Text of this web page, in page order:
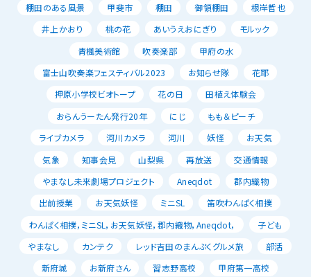
棚田のある風景
甲斐市 棚田 御領棚田
根岸哲也
井上かおり
桃の花 あいうえおにぎり
モルック
青楓美術館
吹奏楽部
甲府の水
富士山吹奏楽フェスティバル2023
お知らせ隊
花耶
押原小学校ビオトープ
花の日
田植え体験会
おらんうーたん発行20年
にじ
もも＆ピーチ
ライブカメラ
河川カメラ 河川 妖怪
お天気
気象
知事会見 山梨県 再放送
交通情報
やまなし未来劇場プロジェクト
Aneqdot
郡内織物
出前授業
お天気妖怪 ミニSL
笛吹わんぱく相撲
わんぱく相撲，ミニSL，お天気妖怪，郡内織物，Aneqdot，
子ども
やまなし
カンテク レッド吉田のまんぷくグルメ旅
部活
新府城
お新府さん 習志野高校
甲府第一高校